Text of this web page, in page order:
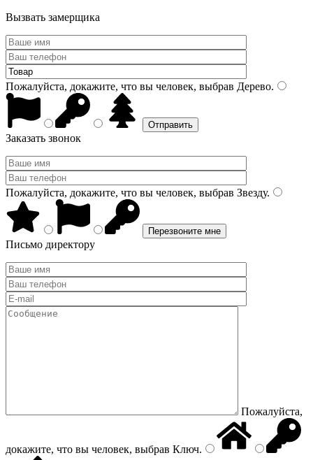
Вызвать замерщика
Пожалуйста, докажите, что вы человек, выбрав Дерево.
Заказать звонок
Пожалуйста, докажите, что вы человек, выбрав Звезду.
Письмо директору
Пожалуйста,
докажите, что вы человек, выбрав Ключ.